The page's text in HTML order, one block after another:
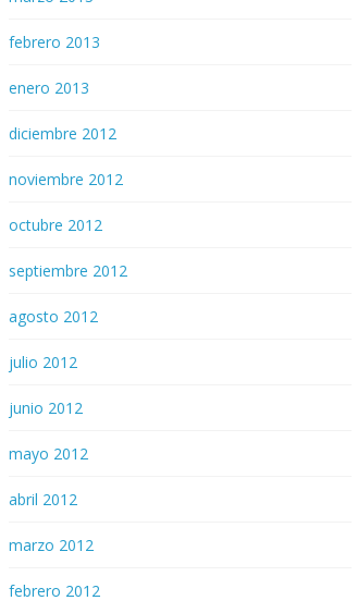
febrero 2013
enero 2013
diciembre 2012
noviembre 2012
octubre 2012
septiembre 2012
agosto 2012
julio 2012
junio 2012
mayo 2012
abril 2012
marzo 2012
febrero 2012